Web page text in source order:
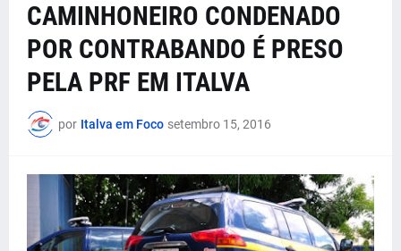
CAMINHONEIRO CONDENADO
POR CONTRABANDO É PRESO
PELA PRF EM ITALVA
por Italva em Foco setembro 15, 2016